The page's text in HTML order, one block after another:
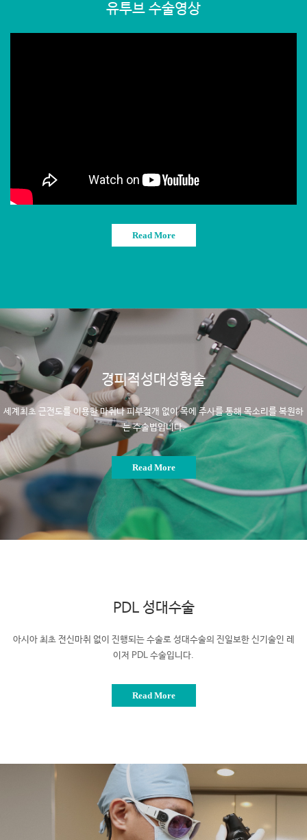
유투브 수술영상
Read More
경피적성대성형술
세계최초 근전도를 이용한 마취나 피부절개 없이목에 주사를 통해 목소리를 복원하
는 수술법입니다.
Read More
PDL 성대수술
아시아 최초 전신마취 없이 진행되는 수술로성대수술의 진일보한 신기술인 레
이저 PDL 수술입니다.
Read More